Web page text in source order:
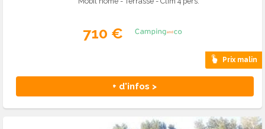
710 €
Prix malin
+ d'infos >